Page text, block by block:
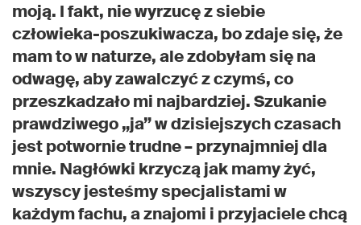
moją. I fakt, nie wyrzucę z siebie
człowieka-poszukiwacza, bo zdaje się, że
mam to w naturze, ale zdobyłam się na
odwagę, aby zawalczyć z czymś, co
przeszkadzało mi najbardziej. Szukanie
prawdziwego „ja” w dzisiejszych czasach
jest potwornie trudne – przynajmniej dla
mnie. Nagłówki krzyczą jak mamy żyć,
wszyscy jesteśmy specjalistami w
każdym fachu, a znajomi i przyjaciele chcą